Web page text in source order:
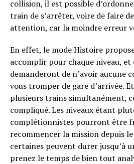
collision, il est possible
train de s’arrêter, voire de faire
attention, car la moindre erreur
En effet, le mode Histoire
accomplir pour chaque niveau, et
demanderont de n’avoir aucune
vous tromper de gare d’arrivée.
plusieurs trains simultanément,
compliqué. Les niveaux étant
complétionnistes pourront être
recommencer la mission depuis
certaines peuvent durer jusqu’à
prenez le temps de bien tout